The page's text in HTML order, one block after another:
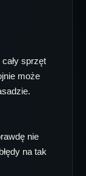
sprzęt
może
nie
na tak